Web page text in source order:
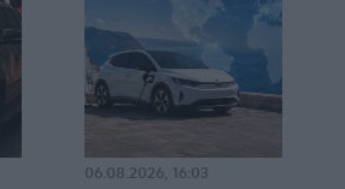
06.08.2026, 16:03